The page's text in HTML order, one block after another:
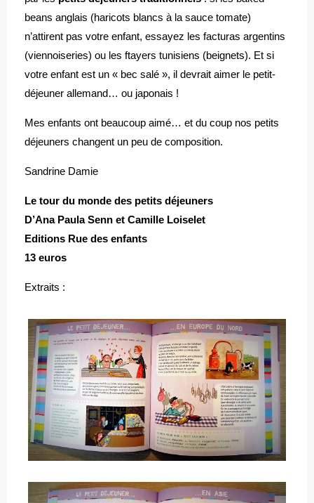
beans anglais (haricots blancs à la sauce tomate)
n’attirent pas votre enfant, essayez les facturas argentins
(viennoiseries) ou les ftayers tunisiens (beignets). Et si
votre enfant est un « bec salé », il devrait aimer le petit-
déjeuner allemand… ou japonais !
Mes enfants ont beaucoup aimé… et du coup nos petits
déjeuners changent un peu de composition.
Sandrine Damie
Le tour du monde des petits déjeuners
D’Ana Paula Senn et Camille Loiselet
Editions Rue des enfants
13 euros
Extraits :